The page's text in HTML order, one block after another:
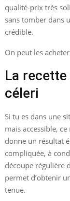
qualité-prix très
sans tomber dans
crédible.
On peut les
La
céleri
Si tu es dans une
mais accessible,
donne un résultat
compliquée, à
découpe régulière
permet d’obtenir
tenue.